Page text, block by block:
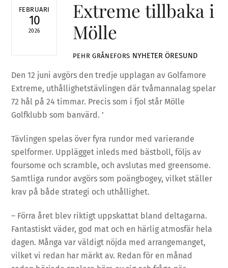
FEBRUARI
10
2026
Extreme tillbaka i
Mölle
PEHR GRÅNEFORS NYHETER ÖRESUND
Den 12 juni avgörs den tredje upplagan av Golfamore
Extreme, uthållighetstävlingen där tvåmannalag spelar
72 hål på 24 timmar. Precis som i fjol står Mölle
Golfklubb som banvärd. ’
Tävlingen spelas över fyra rundor med varierande
spelformer. Upplägget inleds med bästboll, följs av
foursome och scramble, och avslutas med greensome.
Samtliga rundor avgörs som poängbogey, vilket ställer
krav på både strategi och uthållighet.
– Förra året blev riktigt uppskattat bland deltagarna.
Fantastiskt väder, god mat och en härlig atmosfär hela
dagen. Många var väldigt nöjda med arrangemanget,
vilket vi redan har märkt av. Redan för en månad